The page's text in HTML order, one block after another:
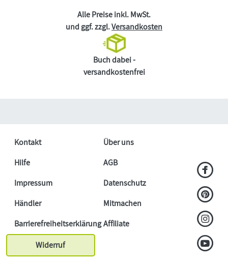
Alle Preise inkl. MwSt.
und ggf. zzgl.Versandkosten
Buch dabei -
versandkostenfrei
Kontakt
Über uns
Hilfe
AGB
Impressum
Datenschutz
Händler
Mitmachen
BarrierefreiheitserklärungAffiliate
Widerruf